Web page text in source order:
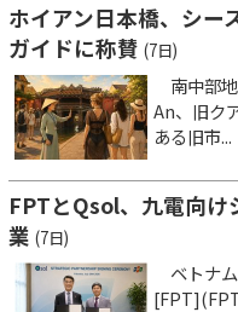
ホイアン日本橋、シー
ガイドに称賛 (7日)
南中部
An、旧ク
ある旧市...
FPTとQsol、九電向け
業 (7日)
ベトナ